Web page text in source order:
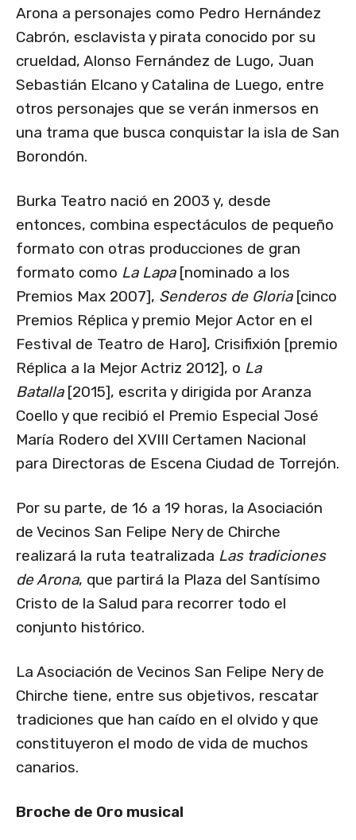
Arona a personajes como Pedro Hernández
Cabrón, esclavista y pirata conocido por su
crueldad, Alonso Fernández de Lugo, Juan
Sebastián Elcano y Catalina de Luego, entre
otros personajes que se verán inmersos en
una trama que busca conquistar la isla de San
Borondón.
Burka Teatro nació en 2003 y, desde
entonces, combina espectáculos de pequeño
formato con otras producciones de gran
formato como La Lapa[nominado a los
Premios Max 2007], Senderos de Gloria[cinco
Premios Réplica y premio Mejor Actor en el
Festival de Teatro de Haro], Crisifixión [premio
Réplica a la Mejor Actriz 2012], o La
Batalla[2015], escrita y dirigida por Aranza
Coello y que recibió el Premio Especial José
María Rodero del XVIII Certamen Nacional
para Directoras de Escena Ciudad de Torrejón.
Por su parte, de 16 a 19 horas, la Asociación
de Vecinos San Felipe Nery de Chirche
realizará la ruta teatralizada Las tradiciones
de Arona, que partirá la Plaza del Santísimo
Cristo de la Salud para recorrer todo el
conjunto histórico.
La Asociación de Vecinos San Felipe Nery de
Chirche tiene, entre sus objetivos, rescatar
tradiciones que han caído en el olvido y que
constituyeron el modo de vida de muchos
canarios.
Broche de Oro musical